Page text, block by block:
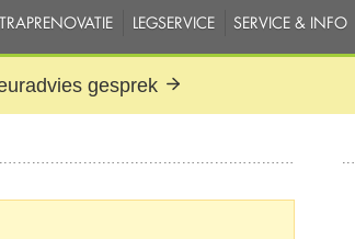
TRAPRENOVATIE LEGSERVICE SERVICE & INFO
gesprek